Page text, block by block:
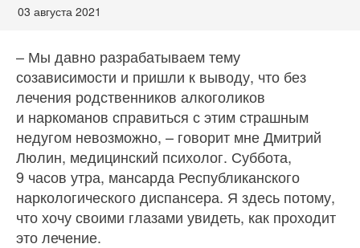
03 августа 2021
– Мы давно разрабатываем тему
созависимости и пришли к выводу, что без
лечения родственников алкоголиков
и наркоманов справиться с этим страшным
недугом невозможно, – говорит мне Дмитрий
Люлин, медицинский психолог. Суббота,
9 часов утра, мансарда Республиканского
наркологического диспансера. Я здесь потому,
что хочу своими глазами увидеть, как проходит
это лечение.